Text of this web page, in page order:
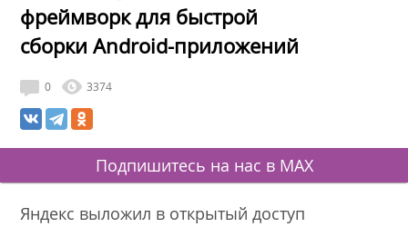
фреймворк для быстрой
сборки Android-приложений
0 3374
Подпишитесь на нас в MAX
Яндекс выложил в открытый доступ